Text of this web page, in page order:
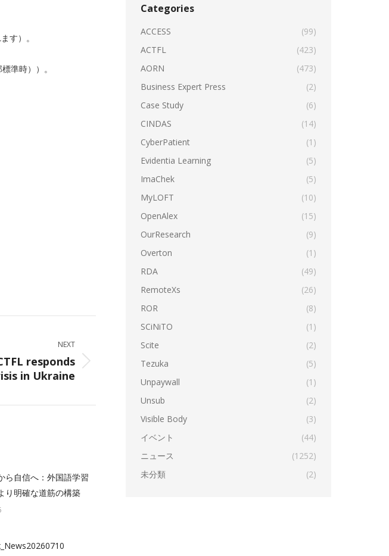
す）。
準時））。
NEXT
responds
in Ukraine
ら自信へ：外国語学習
り明確な道筋の構築
Categories
ACCESS
(99)
ACTFL
(423)
AORN
(473)
Business Expert Press
(2)
Case Study
(6)
CINDAS
(14)
CyberPatient
(1)
Evidentia Learning
(5)
ImaChek
(5)
MyLOFT
(10)
OpenAlex
(15)
OurResearch
(9)
Overton
(1)
RDA
(49)
RemoteXs
(26)
ROR
(8)
SCiNiTO
(1)
Scite
(2)
Tezuka
(5)
Unpaywall
(1)
Unsub
(2)
Visible Body
(3)
イベント
(44)
ニュース
(1252)
未分類
(2)